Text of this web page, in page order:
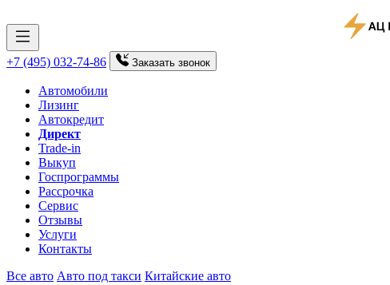
+7 (495) 032-74-86 Заказать звонок
Автомобили
Лизинг
Автокредит
Директ
Trade-in
Выкуп
Госпрограммы
Рассрочка
Сервис
Отзывы
Услуги
Контакты
Все авто Авто под такси Китайские авто